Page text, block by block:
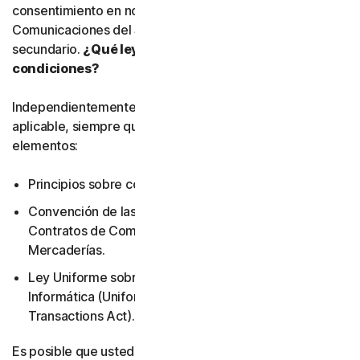
consentimiento en nombre de dicha persona para recibir
Comunicaciones del Servicio en el número de teléfono
secundario. ¿Qué leyes de qué país se aplican a estas
condiciones?
Independientemente de la legislación local que resulte
aplicable, siempre quedarán excluidos los siguientes
elementos:
Principios sobre conflicto de leyes.
Convención de las Naciones Unidas sobre los
Contratos de Compraventa Internacional de
Mercaderías.
Ley Uniforme sobre Transacciones de Información
Informática (Uniform Computer Information
Transactions Act).
Es posible que usted tenga otros derechos en virtud de